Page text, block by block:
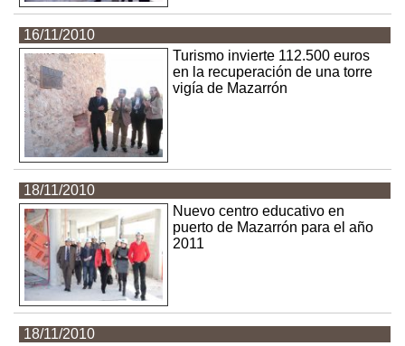
16/11/2010
Turismo invierte 112.500 euros
en la recuperación de una torre
vigía de Mazarrón
18/11/2010
Nuevo centro educativo en
puerto de Mazarrón para el año
2011
18/11/2010